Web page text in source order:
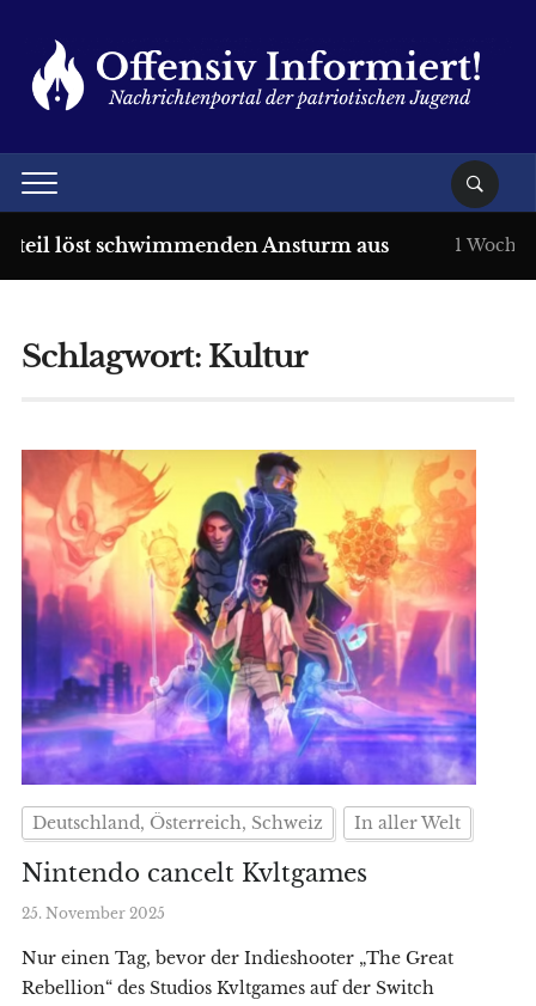
löst schwimmenden Ansturm aus 1 Woche +++
Schlagwort: Kultur
Deutschland, Österreich, Schweiz In aller Welt
Nintendo cancelt Kvltgames
25. November 2025
Nur einen Tag, bevor der Indieshooter „The Great
Rebellion“ des Studios Kvltgames auf der Switch